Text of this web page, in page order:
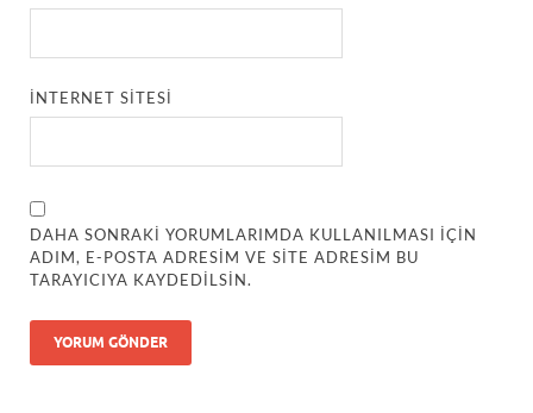
İNTERNET SITESI
DAHA SONRAKI YORUMLARIMDA KULLANILMASI IÇIN
ADIM, E-POSTA ADRESIM VE SITE ADRESIM BU
TARAYICIYA KAYDEDILSIN.